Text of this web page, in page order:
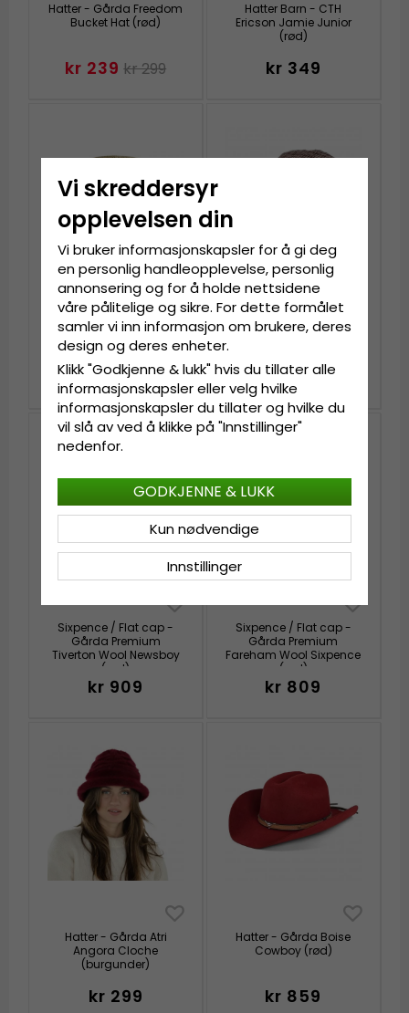
Hatter - Gårda Freedom
Bucket Hat (rød)
kr 239 kr 299
Hatter Barn - CTH
Ericson Jamie Junior
(rød)
kr 349
Hatter - Jacaru Striped
Short Brim Hat
(rød/beige)
kr 359kr 459
Sixpence / Flat cap -
Gårda Dunbeath
kr 349
Sixpence / Flat cap -
Gårda Premium
Tiverton Wool Newsboy
(rød)
kr 909
Sixpence / Flat cap -
Gårda Premium
Fareham Wool Sixpence
(rød)
kr 809
Hatter - Gårda Atri
Angora Cloche
(burgunder)
kr 299
Hatter - Gårda Boise
Cowboy (rød)
kr 859
Vi skreddersyr
opplevelsen din
Vi bruker informasjonskapsler for å gi deg
en personlig handleopplevelse, personlig
annonsering og for å holde nettsidene
våre pålitelige og sikre. For dette formålet
samler vi inn informasjon om brukere, deres
design og deres enheter.
Klikk "Godkjenne & lukk" hvis du tillater alle
informasjonskapsler eller velg hvilke
informasjonskapsler du tillater og hvilke du
vil slå av ved å klikke på "Innstillinger"
nedenfor.
Innstillinger
Kun nødvendige
GODKJENNE & LUKK